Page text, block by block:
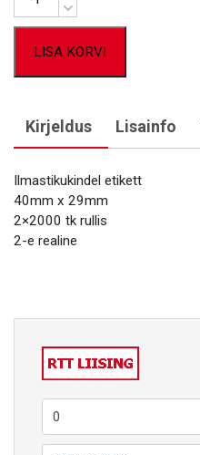
LISA KORVI
Kirjeldus Lisainfo
Ilmastikukindel etikett
40mm x 29mm
2×2000 tk rullis
2-e realine